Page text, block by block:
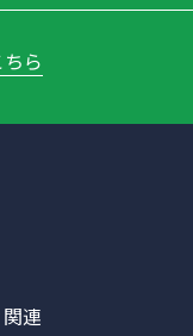
ら
連